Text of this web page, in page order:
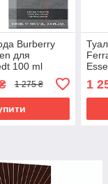
Burberry
для
100 ml
1 275 ₴ 1